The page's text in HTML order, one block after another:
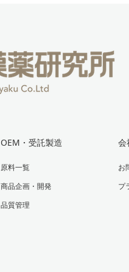
OEM・受託製造
原料一覧
商品企画・開発
品質管理
会
お
プ